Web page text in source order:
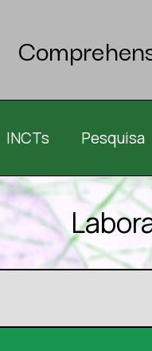
INCTs Pesquisa